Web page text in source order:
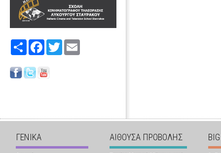
Share FacebookTwitter
ΓΕΝΙΚΑ ΑΙΘΟΥΣΑ ΠΡΟΒΟΛΗΣ